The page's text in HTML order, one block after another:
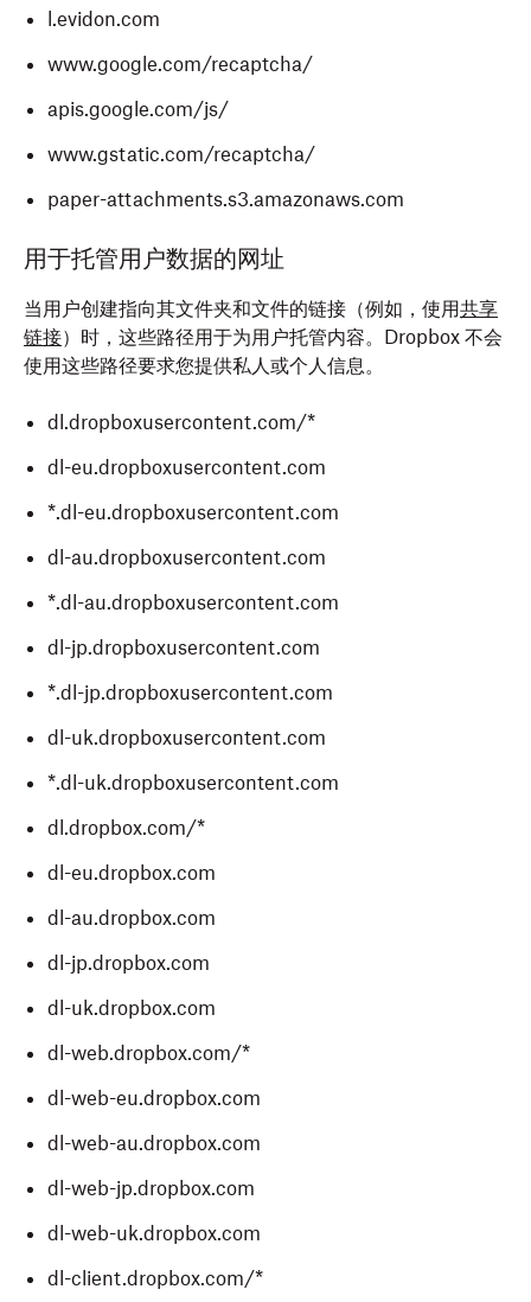
l.evidon.com
www.google.com/recaptcha/
apis.google.com/js/
www.gstatic.com/recaptcha/
paper-attachments.s3.amazonaws.com
用于托管用户数据的网址
当用户创建指向其文件夹和文件的链接（例如，使用共享
链接）时，这些路径用于为用户托管内容。Dropbox 不会
使用这些路径要求您提供私人或个人信息。
dl.dropboxusercontent.com/*
dl-eu.dropboxusercontent.com
*.dl-eu.dropboxusercontent.com
dl-au.dropboxusercontent.com
*.dl-au.dropboxusercontent.com
dl-jp.dropboxusercontent.com
*.dl-jp.dropboxusercontent.com
dl-uk.dropboxusercontent.com
*.dl-uk.dropboxusercontent.com
dl.dropbox.com/*
dl-eu.dropbox.com
dl-au.dropbox.com
dl-jp.dropbox.com
dl-uk.dropbox.com
dl-web.dropbox.com/*
dl-web-eu.dropbox.com
dl-web-au.dropbox.com
dl-web-jp.dropbox.com
dl-web-uk.dropbox.com
dl-client.dropbox.com/*